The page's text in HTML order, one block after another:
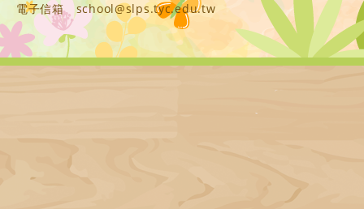
電子信箱
school@slps.tyc.edu.tw